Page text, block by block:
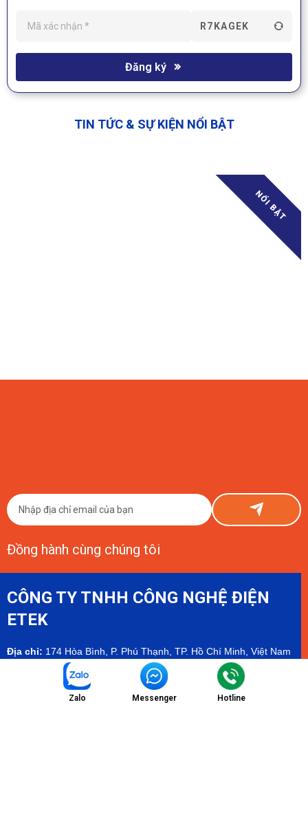
R7KAGEK
Đăng ký
TIN TỨC & SỰ KIỆN NỔI BẬT
NỔI BẬT
CÔNG TY TNHH CÔNG NGHỆ ĐIỆN
ETEK
Địa chỉ: 174 Hòa Bình, P. Phú Thạnh, TP. Hồ Chí Minh, Việt Nam
Toà nhà SBI, Đường số 03, Lô 6B, Khu Công Viên
Phần Mềm Quang Trung - QTSC
Đồng hành cùng chúng tôi
Zalo Messenger Hotline